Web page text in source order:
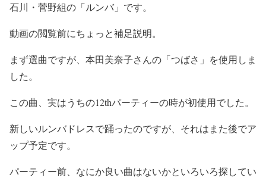
石川・菅野組の「ルンバ」です。
動画の閲覧前にちょっと補足説明。
まず選曲ですが、本田美奈子さんの「つばさ」を使用しま
した。
この曲、実はうちの12thパーティーの時が初使用でした。
新しいルンバドレスで踊ったのですが、それはまた後でア
ップ予定です。
パーティー前、なにか良い曲はないかといろいろ探してい